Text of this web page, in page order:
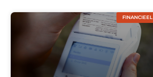
FINANCIEEL